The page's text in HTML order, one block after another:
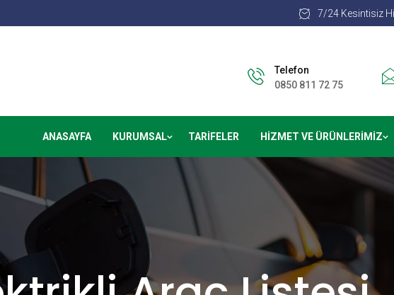
7/24 Kesintisiz
Telefon
0850 811 72 75
ANASAYFA KURUMSAL TARIFELER HIZMET VE ÜRÜNLERIMIZ